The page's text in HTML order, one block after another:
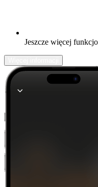
Jeszcze więcej